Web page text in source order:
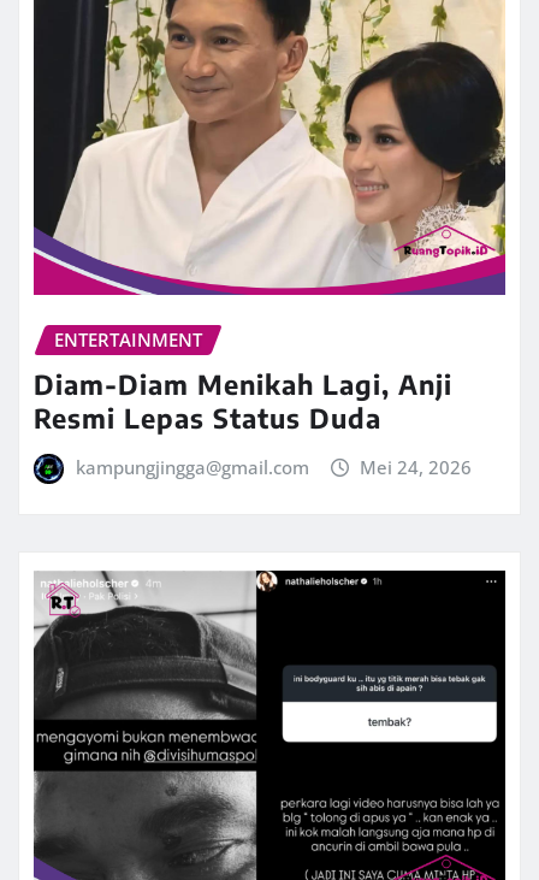
ENTERTAINMENT
Diam-Diam Menikah Lagi, Anji
Resmi Lepas Status Duda
kampungjingga@gmail.com Mei 24, 2026